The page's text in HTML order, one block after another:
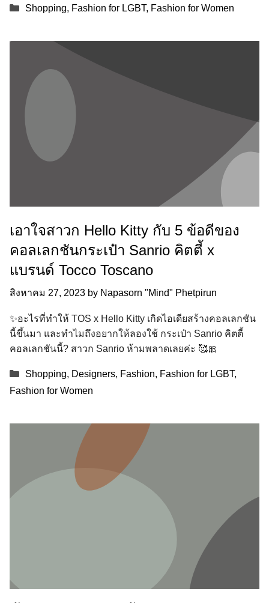
Categories
Shopping, Fashion for LGBT, Fashion for Women
เอาใจสาวก Hello Kitty กับ 5 ข้อดีของ
คอลเลกชันกระเป๋า Sanrio คิตตี้ x
แบรนด์ Tocco Toscano
สิงหาคม 27, 2023 by Napasorn "Mind" Phetpirun
✨อะไรที่ทำให้ TOS x Hello Kitty เกิดไอเดียสร้างคอลเลกชัน
นี้ขึ้นมา และทำไมถึงอยากให้ลองใช้ กระเป๋า Sanrio คิตตี้
คอลเลกชันนี้? สาวก Sanrio ห้ามพลาดเลยค่ะ 🥰🎀
Categories
Shopping, Designers, Fashion, Fashion for LGBT,
Fashion for Women